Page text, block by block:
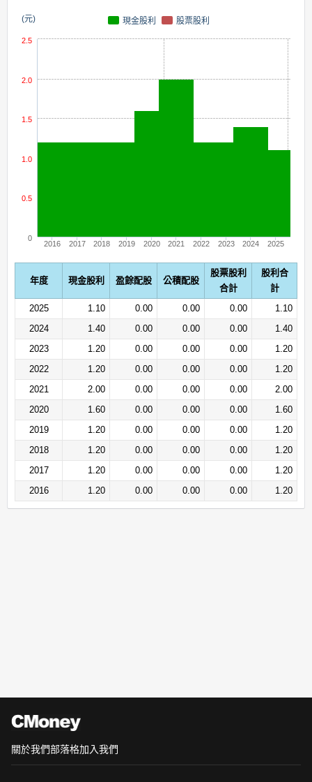
(元) 現金股利 股票股利
2016 2017 2018 2019 2020 2021 2022 2023 2024 2025
0
0.5
1.0
1.5
2.0
2.5
年度 現金股利 盈餘配股 公積配股
股票股利
合計
股利合
計
2025
1.10 0.00 0.00 0.00
1.10
2024
1.40 0.00 0.00 0.00
1.40
2023
1.20 0.00 0.00 0.00
1.20
2022
1.20 0.00 0.00 0.00
1.20
2021
2.00 0.00 0.00 0.00
2.00
2020
1.60 0.00 0.00 0.00
1.60
2019
1.20 0.00 0.00 0.00
1.20
2018
1.20 0.00 0.00 0.00
1.20
2017
1.20 0.00 0.00 0.00
1.20
2016
1.20 0.00 0.00 0.00 1.20
關於我們部落格加入我們